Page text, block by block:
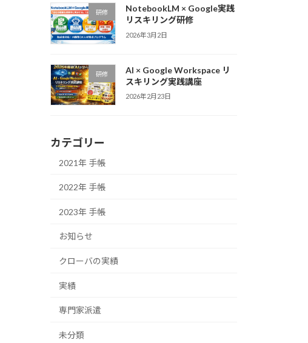
研修
NotebookLM × Google実践
リスキリング研修
2026年3月2日
研修
AI × Google Workspace リ
スキリング実践講座
2026年2月23日
カテゴリー
2021年 手帳
2022年 手帳
2023年 手帳
お知らせ
クローバの実績
実績
専門家派遣
未分類